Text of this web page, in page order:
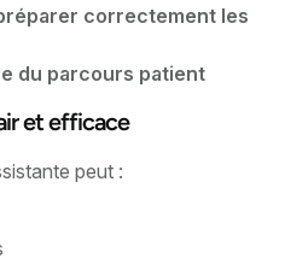
correctement les
du parcours patient
et efficace
peut :